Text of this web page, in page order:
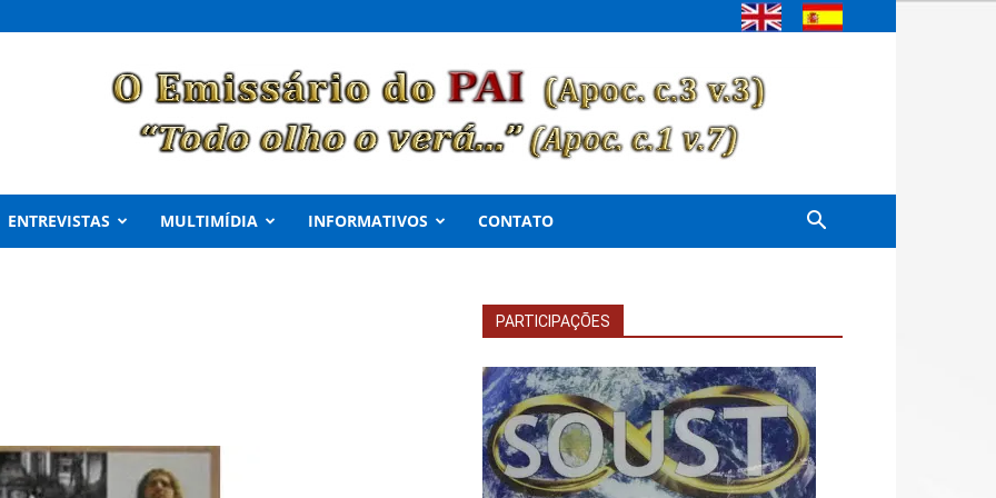
ENTREVISTAS MULTIMÍDIA INFORMATIVOS CONTATO
PARTICIPAÇÕES